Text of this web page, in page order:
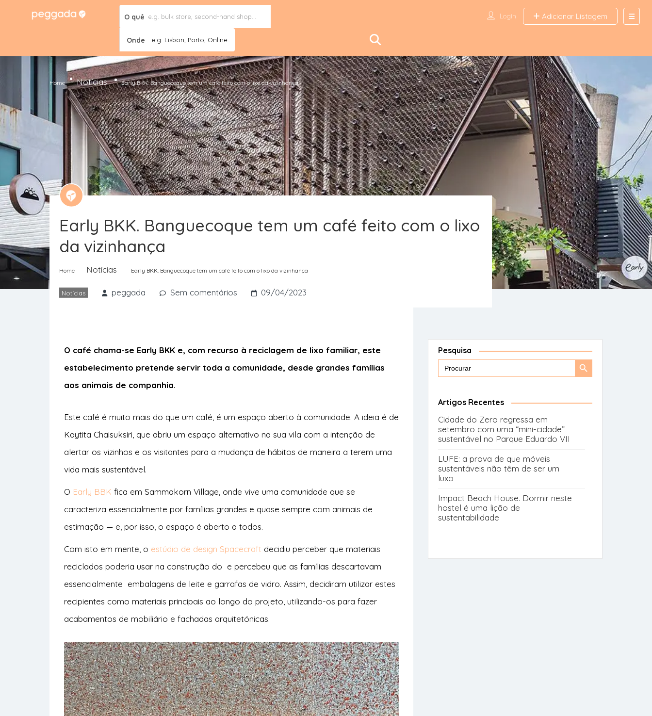
O quê
Onde e.g. Lisbon, Porto, Online..
Login Adicionar Listagem
Home Notícias Early BKK. Banguecoque tem um café feito com o lixo da vizinhança
Early BKK. Banguecoque tem um café feito com o lixo
da vizinhança
Home Notícias Early BKK. Banguecoque tem um café feito com o lixo da vizinhança
Notícias peggada Sem comentários 09/04/2023
O café chama-se Early BKK e, com recurso à reciclagem de lixo familiar, este
estabelecimento pretende servir toda a comunidade, desde grandes famílias
aos animais de companhia.
Este café é muito mais do que um café, é um espaço aberto à comunidade. A ideia é de
Kaytita Chaisuksiri, que abriu um espaço alternativo na sua vila com a intenção de
alertar os vizinhos e os visitantes para a mudança de hábitos de maneira a terem uma
vida mais sustentável.
O Early BBK fica em Sammakorn Village, onde vive uma comunidade que se
caracteriza essencialmente por famílias grandes e quase sempre com animais de
estimação — e, por isso, o espaço é aberto a todos.
Com isto em mente, o estúdio de design Spacecraft decidiu perceber que materiais
reciclados poderia usar na construção do e percebeu que as famílias descartavam
essencialmente embalagens de leite e garrafas de vidro. Assim, decidiram utilizar estes
recipientes como materiais principais ao longo do projeto, utilizando-os para fazer
acabamentos de mobiliário e fachadas arquitetónicas.
Pesquisa
Search
Search
Artigos Recentes
Cidade do Zero regressa em
setembro com uma “mini-cidade”
sustentável no Parque Eduardo VII
LUFE: a prova de que móveis
sustentáveis não têm de ser um
luxo
Impact Beach House. Dormir neste
hostel é uma lição de
sustentabilidade